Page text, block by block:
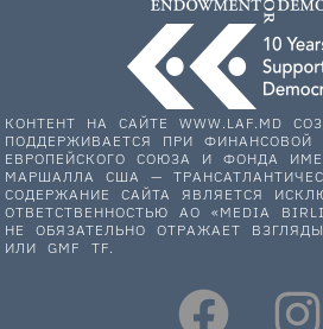
КОНТЕНТ НА САЙТЕ WWW.LAF.MD
ПОДДЕРЖИВАЕТСЯ ПРИ ФИНАНСОВОЙ
ЕВРОПЕЙСКОГО СОЮЗА И ФОНДА
МАРШАЛЛА США —
СОДЕРЖАНИЕ САЙТА ЯВЛЯЕТСЯ
ОТВЕТСТВЕННОСТЬЮ АО «MEDIA
НЕ ОБЯЗАТЕЛЬНО ОТРАЖАЕТ
ИЛИ GMF TF.